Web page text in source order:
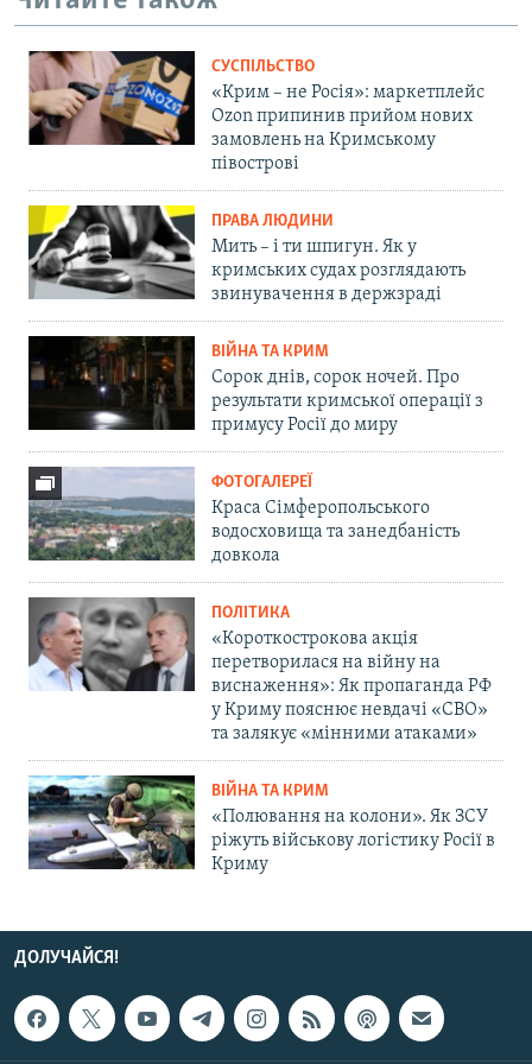
СУСПІЛЬСТВО
«Крим – не Росія»: маркетплейс
Ozon припинив прийом нових
замовлень на Кримському
півострові
ПРАВА ЛЮДИНИ
Мить – і ти шпигун. Як у
кримських судах розглядають
звинувачення в держзраді
ВІЙНА ТА КРИМ
Сорок днів, сорок ночей. Про
результати кримської операції з
примусу Росії до миру
ФОТОГАЛЕРЕЇ
Краса Сімферопольського
водосховища та занедбаність
довкола
ПОЛІТИКА
«Короткострокова акція
перетворилася на війну на
виснаження»: Як пропаганда РФ
у Криму пояснює невдачі «СВО»
та залякує «мінними атаками»
ВІЙНА ТА КРИМ
«Полювання на колони». Як ЗСУ
ріжуть військову логістику Росії в
Криму
ДОЛУЧАЙСЯ!